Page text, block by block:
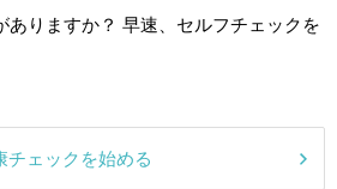
ありますか？ 早速、セルフチェックを
チェックを始める